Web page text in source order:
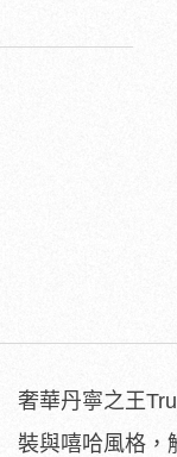
奢華丹寧之王
裝與嘻哈風格，